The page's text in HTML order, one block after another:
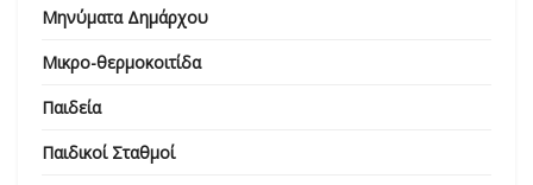
Μηνύματα Δημάρχου
Μικρο-θερμοκοιτίδα
Παιδεία
Παιδικοί Σταθμοί